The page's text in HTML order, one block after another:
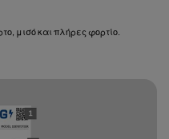
μισό και πλήρες φορτίο.